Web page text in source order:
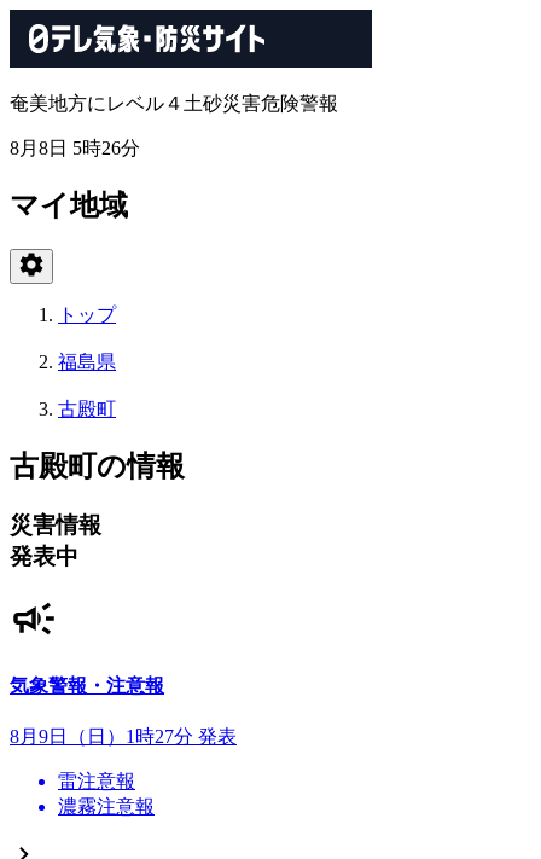
奄美地方にレベル４土砂災害危険警報
8月8日 5時26分
マイ地域
トップ
福島県
古殿町
古殿町の情報
災害情報
発表中
気象警報・注意報
8月9日（日）1時27分 発表
雷注意報
濃霧注意報